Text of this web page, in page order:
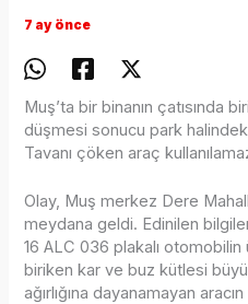
7 ay önce
Muş’ta bir binanın çatısında
düşmesi sonucu park
Tavanı çöken araç
Olay, Muş merkez Dere
meydana geldi. Edinilen
16 ALC 036 plakalı otomobilin
biriken kar ve buz kütlesi
ağırlığına dayanamayan